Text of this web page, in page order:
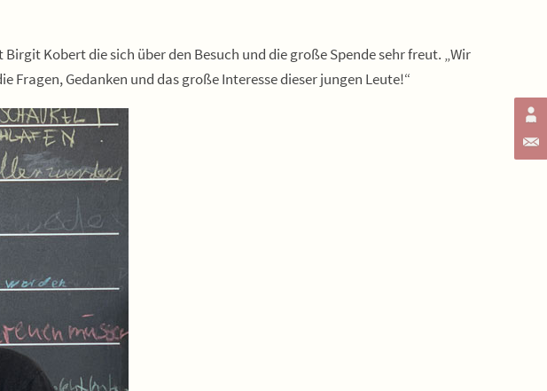
Kobert die sich über den Besuch und die große Spende sehr freut. „Wir
Gedanken und das große Interesse dieser jungen Leute!“